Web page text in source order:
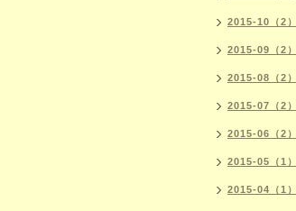
2015-10（2）
2015-09（2）
2015-08（2）
2015-07（2）
2015-06（2）
2015-05（1）
2015-04（1）